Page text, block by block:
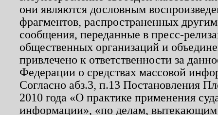
они являются дословным
фрагментов, распространенных
сообщения, переданные в пресс-
общественных организаций и
привлечено к ответственности за
Федерации о средствах массовой
Согласно абз.3, п.13 Постановления
2010 года «О практике применения
информации», «по делам, вытекающим